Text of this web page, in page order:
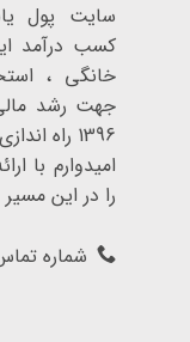
سایت پول
کسب درآمد
خانگی ،
جهت رشد
1396 راه اندازی شد.
امیدوارم با
را در این
شماره تماس :